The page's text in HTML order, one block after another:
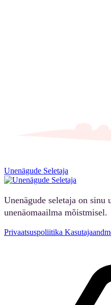
Unenägude Seletaja
Unenägude seletaja on sinu
unenäomaailma mõistmisel.
Privaatsuspoliitika